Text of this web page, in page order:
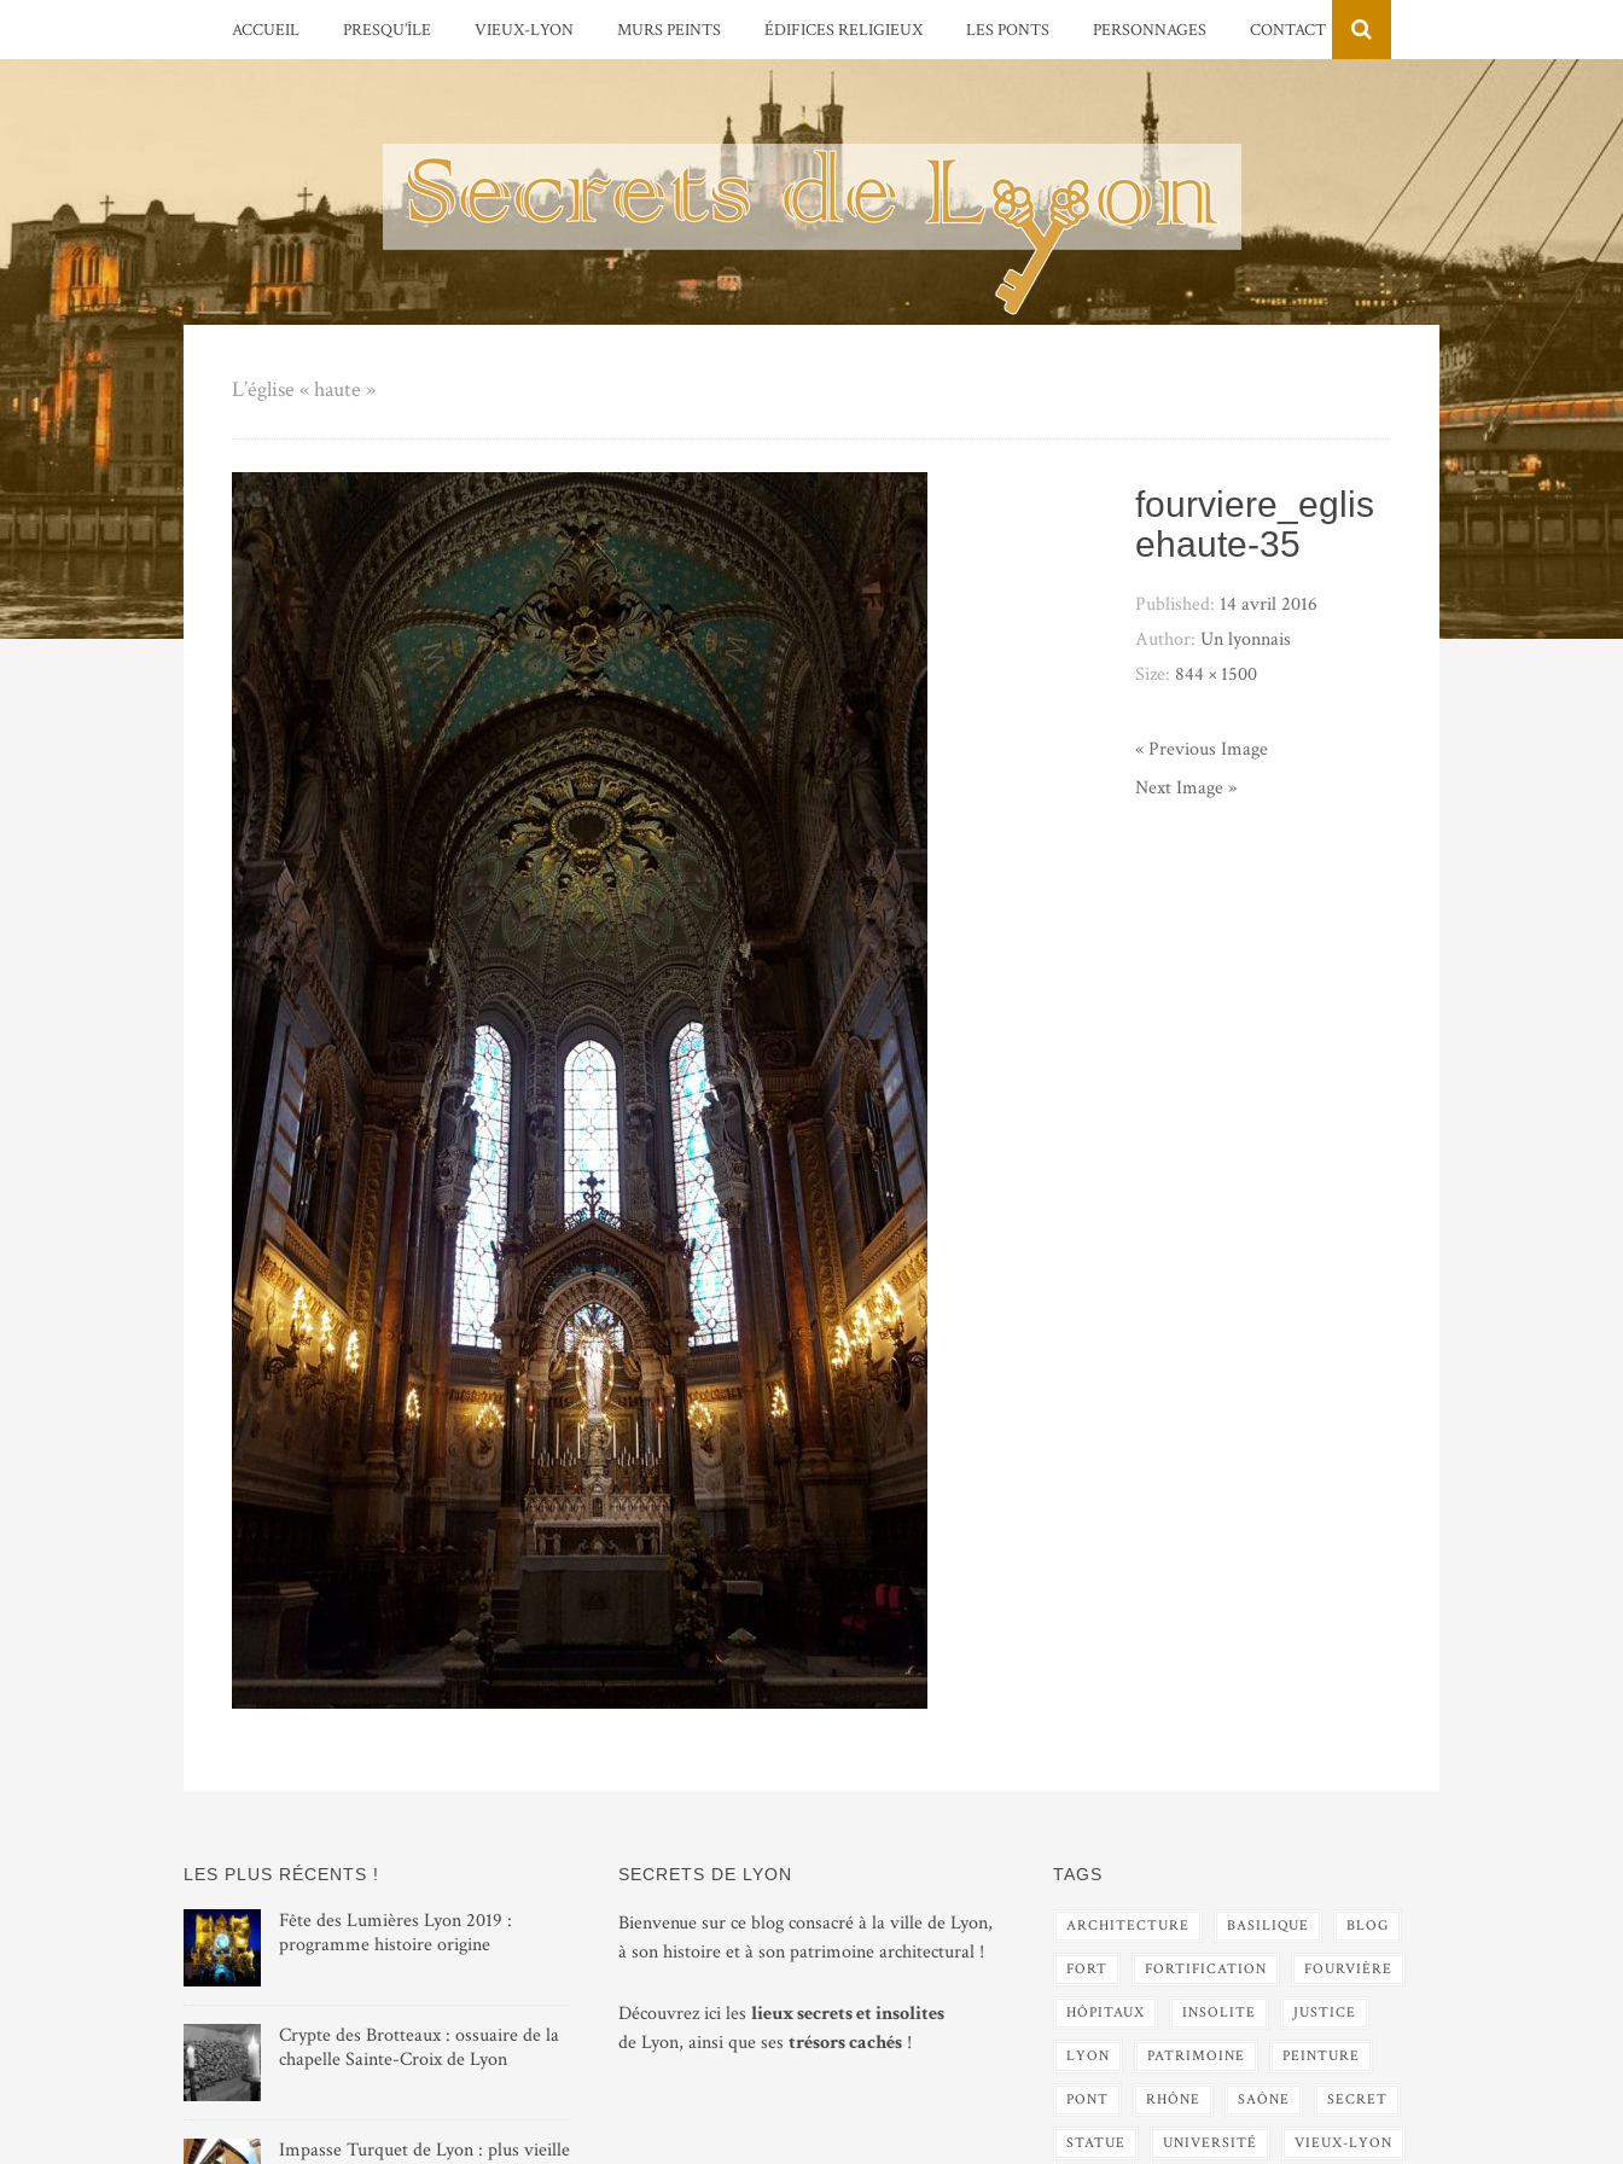
ACCUEIL PRESQU’ÎLE VIEUX-LYON MURS PEINTS ÉDIFICES RELIGIEUX LES PONTS PERSONNAGES CONTACT
L’église « haute »
fourviere_eglis
ehaute-35
Published: 14 avril 2016
Author: Un lyonnais
Size: 844 × 1500
« Previous Image
Next Image »
LES PLUS RÉCENTS !
Fête des Lumières Lyon 2019 :
programme histoire origine
Crypte des Brotteaux : ossuaire de la
chapelle Sainte-Croix de Lyon
Impasse Turquet de Lyon : plus vieille
SECRETS DE LYON
Bienvenue sur ce blog consacré à la ville de Lyon,
à son histoire et à son patrimoine architectural !
Découvrez ici les lieux secrets et insolites
de Lyon, ainsi que ses trésors cachés !
TAGS
ARCHITECTURE BASILIQUE BLOG
FORT FORTIFICATION FOURVIÈRE
HÔPITAUX INSOLITE JUSTICE
LYON PATRIMOINE PEINTURE
PONT RHÔNE SAÔNE SECRET
STATUE UNIVERSITÉ VIEUX-LYON